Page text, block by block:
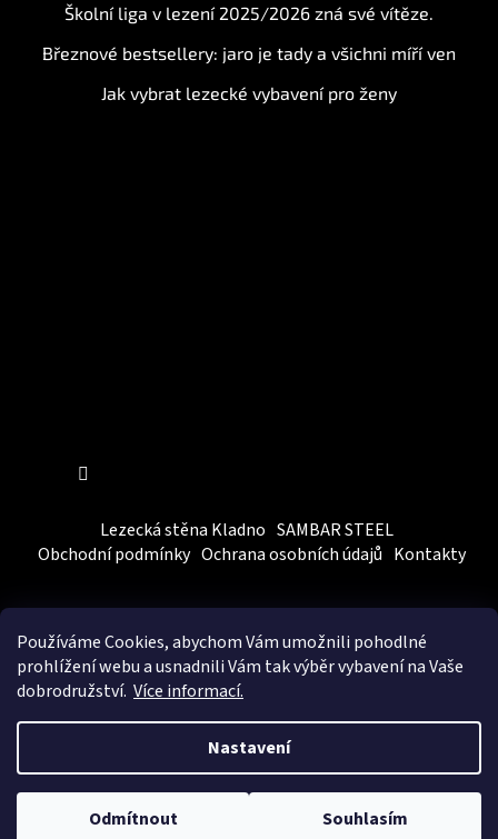
Používáme Cookies, abychom Vámumožnili pohodlné
prohlížení webu a usnadnili Vám tak výběr vybavení na Vaše
dobrodružství. Více informací.
Nastavení
Odmítnout Souhlasím
Školní liga v lezení 2025/2026 zná své vítěze.
Březnové bestsellery: jaro je tady a všichni míří ven
Jak vybrat lezecké vybavení pro ženy
Lezecká stěna Kladno SAMBAR STEEL
Obchodní podmínky Ochrana osobních údajů Kontakty
Vytvořil Shoptet
&BEOM.cz
Copyright 2026SAMBARSPORT. Všechna práva vyhrazena.
Upravit nastavení cookies